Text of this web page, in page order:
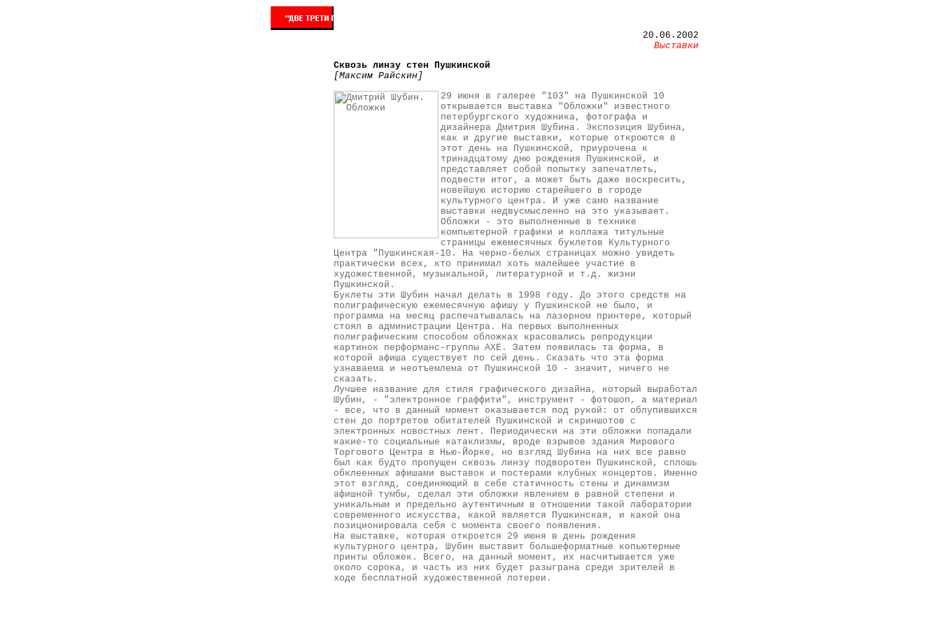
20 .06.2002
Выставки
Сквозь линзу стен Пушкинской
[Максим Райскин]
29 июня в галерее "103" на Пушкинской 10
открывается выставка "Обложки" известного
петербургского художника, фотографа и
дизайнера Дмитрия Шубина. Экспозиция Шубина,
как и другие выставки, которые откроются в
этот день на Пушкинской, приурочена к
тринадцатому дню рождения Пушкинской, и
представляет собой попытку запечатлеть,
подвести итог, а может быть даже воскресить,
новейшую историю старейшего в городе
культурного центра. И уже само название
выставки недвусмысленно на это указывает.
Обложки - это выполненные в технике
компьютерной графики и коллажа титульные
страницы ежемесячных буклетов Культурного
Центра "Пушкинская-10. На черно-белых страницах можно увидеть
практически всех, кто принимал хоть малейшее участие в
художественной, музыкальной, литературной и т.д. жизни
Пушкинской.
Буклеты эти Шубин начал делать в 1998 году. До этого средств на
полиграфическую ежемесячную афишу у Пушкинской не было, и
программа на месяц распечатывалась на лазерном принтере, который
стоял в администрации Центра. На первых выполненных
полиграфическим способом обложках красовались репродукции
картинок перформанс-группы АХЕ. Затем появилась та форма, в
которой афиша существует по сей день. Сказать что эта форма
узнаваема и неотъемлема от Пушкинской 10 - значит, ничего не
сказать.
Лучшее название для стиля графического дизайна, который выработал
Шубин, - "электронное граффити", инструмент - фотошоп, а материал
- все, что в данный момент оказывается под рукой: от облупившихся
стен до портретов обитателей Пушкинской и скриншотов с
электронных новостных лент. Периодически на эти обложки попадали
какие-то социальные катаклизмы, вроде взрывов здания Мирового
Торгового Центра в Нью-Йорке, но взгляд Шубина на них все равно
был как будто пропущен сквозь линзу подворотен Пушкинской, сплошь
обклеенных афишами выставок и постерами клубных концертов. Именно
этот взгляд, соединяющий в себе статичность стены и динамизм
афишной тумбы, сделал эти обложки явлением в равной степени и
уникальным и предельно аутентичным в отношении такой лаборатории
современного искусства, какой является Пушкинская, и какой она
позиционировала себя с момента своего появления.
На выставке, которая откроется 29 июня в день рождения
культурного центра, Шубин выставит большеформатные копьютерные
принты обложек. Всего, на данный момент, их насчитывается уже
около сорока, и часть из них будет разыграна среди зрителей в
ходе бесплатной художественной лотереи.